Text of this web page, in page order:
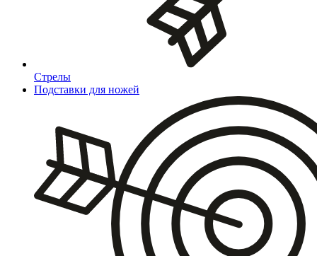
Стрелы
Подставки для ножей